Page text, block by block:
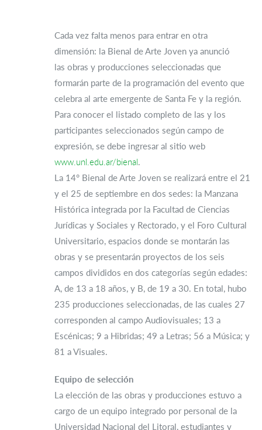
Cada vez falta menos para entrar en otra
dimensión: la Bienal de Arte Joven ya anunció
las obras y producciones seleccionadas que
formarán parte de la programación del evento que
celebra al arte emergente de Santa Fe y la región.
Para conocer el listado completo de las y los
participantes seleccionados según campo de
expresión, se debe ingresar al sitio web
www.unl.edu.ar/bienal.
La 14° Bienal de Arte Joven se realizará entre el 21
y el 25 de septiembre en dos sedes: la Manzana
Histórica integrada por la Facultad de Ciencias
Jurídicas y Sociales y Rectorado, y el Foro Cultural
Universitario, espacios donde se montarán las
obras y se presentarán proyectos de los seis
campos divididos en dos categorías según edades:
A, de 13 a 18 años, y B, de 19 a 30. En total, hubo
235 producciones seleccionadas, de las cuales 27
corresponden al campo Audiovisuales; 13 a
Escénicas; 9 a Hibridas; 49 a Letras; 56 a Música; y
81 a Visuales.
Equipo de selección
La elección de las obras y producciones estuvo a
cargo de un equipo integrado por personal de la
Universidad Nacional del Litoral, estudiantes y